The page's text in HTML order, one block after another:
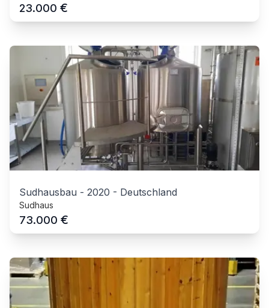
23.000 €
Sudhausbau - 2020 - Deutschland
Sudhaus
73.000 €